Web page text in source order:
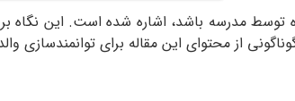
توسط مدرسه باشد، اشاره شده است. این نگاه
از محتوای این مقاله برای توانمندسازی